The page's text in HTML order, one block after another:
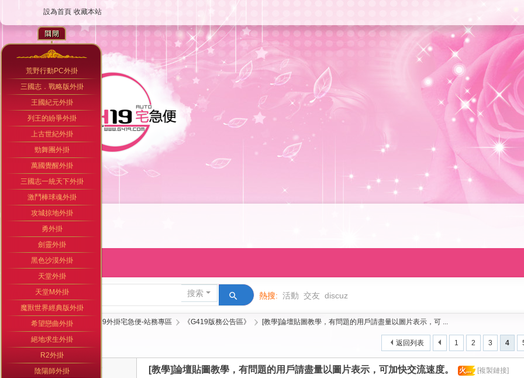
設為首頁 收藏本站
論壇
搜索 熱搜: 活動 交友 discuz
G
41
9
» 論壇 G419外掛宅急便-站務專區 › 《G419版務公告區》 › [教學]論壇貼圖教學，有問題的用戶請盡量以圖片表示，可 ...
1 2 3 4
返回列表
發新帖
樓主: [教學]論壇貼圖教學，有問題的用戶請盡量以圖片表示，可加快交流速度。 火... [複製鏈接]
荒野行動PC外掛
三國志．戰略版外掛
王國紀元外掛
列王的紛爭外掛
上古世紀外掛
勁舞團外掛
萬國覺醒外掛
三國志一統天下外掛
激鬥棒球魂外掛
攻城掠地外掛
勇外掛
劍靈外掛
黑色沙漠外掛
天堂外掛
天堂M外掛
魔獸世界經典版外掛
希望戀曲外掛
絕地求生外掛
R2外掛
陰陽師外掛